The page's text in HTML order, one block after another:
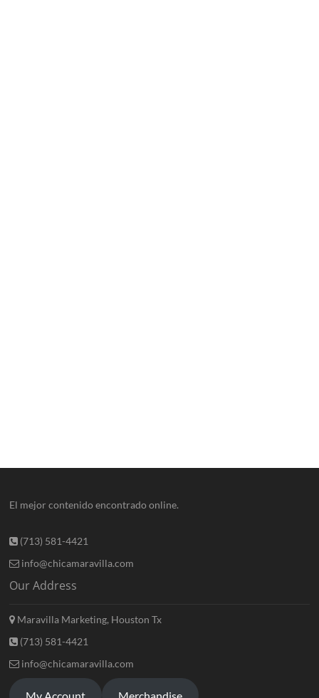
El mejor contenido encontrado online.
(713) 581-4421
info@chicamaravilla.com
Our Address
Maravilla Marketing, Houston Tx
(713) 581-4421
info@chicamaravilla.com
My Account Merchandise